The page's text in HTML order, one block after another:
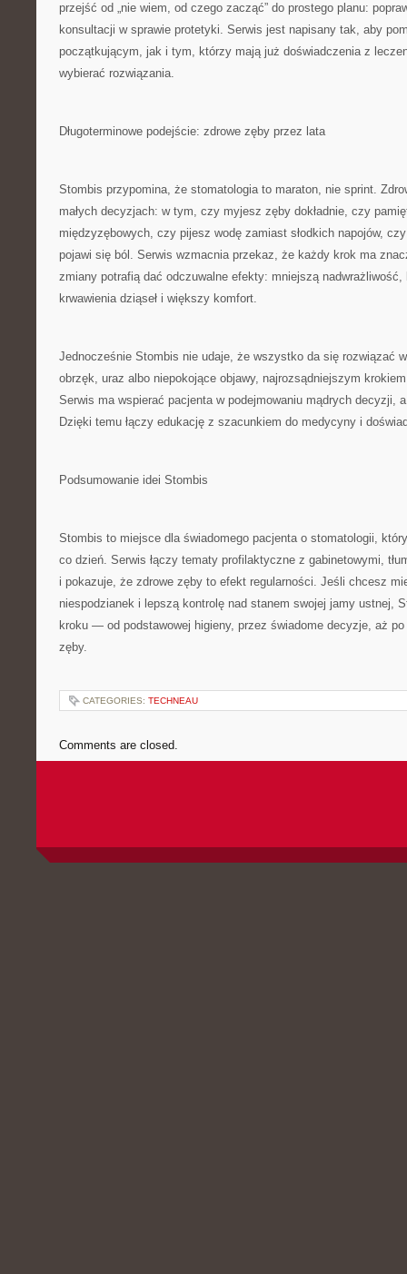
przejść od „nie wiem, od czego zacząć” do prostego planu:
konsultacji w sprawie protetyki. Serwis jest napisany tak, aby
początkującym, jak i tym, którzy mają już doświadczenia z
wybierać rozwiązania.
Długoterminowe podejście: zdrowe zęby przez lata
Stombis przypomina, że stomatologia to maraton, nie sprint.
małych decyzjach: w tym, czy myjesz zęby dokładnie, czy
międzyzębowych, czy pijesz wodę zamiast słodkich napojów,
pojawi się ból. Serwis wzmacnia przekaz, że każdy krok ma
zmiany potrafią dać odczuwalne efekty: mniejszą
krwawienia dziąseł i większy komfort.
Jednocześnie Stombis nie udaje, że wszystko da się rozwiązać
obrzęk, uraz albo niepokojące objawy, najrozsądniejszym
Serwis ma wspierać pacjenta w podejmowaniu mądrych decyzji,
Dzięki temu łączy edukację z szacunkiem do medycyny i
Podsumowanie idei Stombis
Stombis to miejsce dla świadomego pacjenta o stomatologii,
co dzień. Serwis łączy tematy profilaktyczne z gabinetowymi,
i pokazuje, że zdrowe zęby to efekt regularności. Jeśli chcesz
niespodzianek i lepszą kontrolę nad stanem swojej jamy ustnej,
kroku — od podstawowej higieny, przez świadome decyzje, aż po
zęby.
CATEGORIES: TECHNEAU
Comments are closed.